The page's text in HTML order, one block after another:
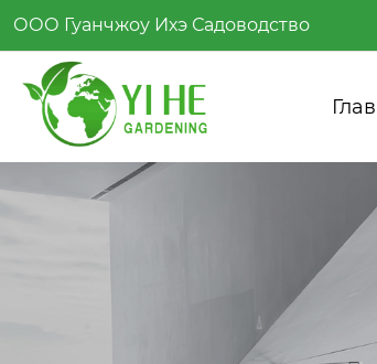
ООО Гуанчжоу Ихэ Садоводство